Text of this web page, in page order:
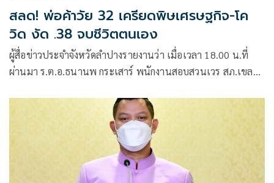
สลด! พ่อค้าวัย 32 เครียดพิษเศรษฐกิจ-โค
วิด งัด .38 จบชีวิตตนเอง
ผู้สื่อข่าวประจำจังหวัดลำปางรายงานว่า เมื่อเวลา 18.00 น.ที่
ผ่านมา ร.ต.อ.ธนานพ กระเสาร์ พนักงานสอบสวนเวร สภ.เขลาง